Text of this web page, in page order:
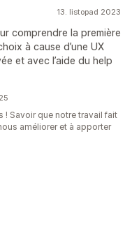
13. listopad 2023
comprendre la première
à cause d’une UX
et avec l’aide du help
Savoir que notre travail fait
améliorer et à apporter